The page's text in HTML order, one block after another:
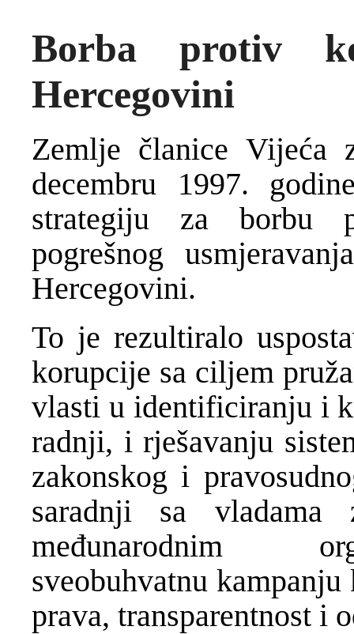
Borba protiv
Hercegovini
Zemlje članice Vijeća
decembru 1997.
strategiju za borbu
pogrešnog
Hercegovini.
To je rezultiralo
korupcije sa ciljem
vlasti u identificiranju i
radnji, i rješavanju
zakonskog i
saradnji sa vladama
međunarodnim
sveobuhvatnu
prava, transparentnost i